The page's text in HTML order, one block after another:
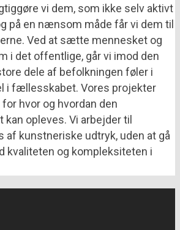
vi dem, som ikke selv aktivt
på en nænsom måde får vi dem til
Ved at sætte mennesket og
i det offentlige, går vi imod den
dele af befolkningen føler i
i fællesskabet. Vores projekter
hvor og hvordan den
opleves. Vi arbejder til
af kunstneriske udtryk, uden at gå
kvaliteten og kompleksiteten i